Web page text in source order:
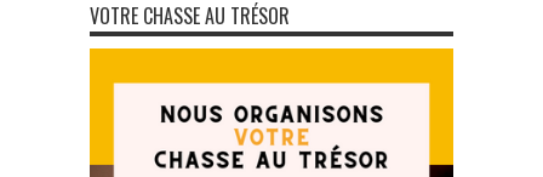
VOTRE CHASSE AU TRÉSOR